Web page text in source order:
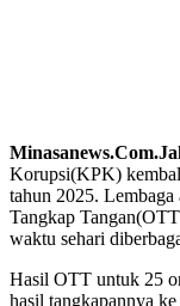
Korupsi(KPK)
tahun 2025.
Tangkap
waktu sehari
Hasil OTT untuk 25
hasil tangkapannya